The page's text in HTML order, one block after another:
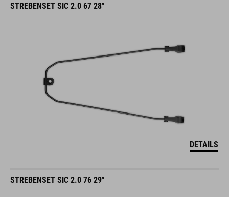
STREBENSET SIC 2.0 67 28"
DETAILS
STREBENSET SIC 2.0 76 29"